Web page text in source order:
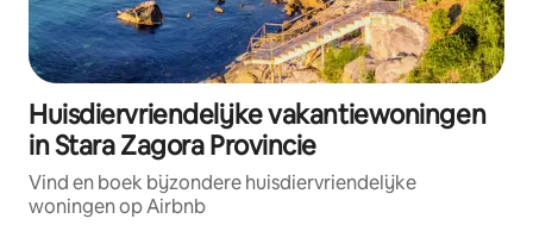
Huisdiervriendelijke vakantiewoningen
in Stara Zagora Provincie
Vind en boek bijzondere huisdiervriendelijke
woningen op Airbnb